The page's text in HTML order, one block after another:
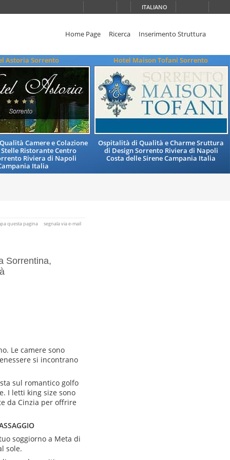
ITALIANO
Home Page Ricerca Inserimento Struttura
Astoria Sorrento
Camere e Colazione
Ristorante Centro
Riviera di Napoli
Italia
Hotel Maison Tofani Sorrento
Ospitalità di Qualità e Charme Sruttura
di Design Sorrento Riviera di Napoli
Costa delle Sirene Campania Italia
questa pagina segnala via e-mail
Sorrentina,
Le camere sono
si incontrano
sul romantico golfo
I letti king size sono
da Cinzia per offrire
soggiorno a Meta di
sole.